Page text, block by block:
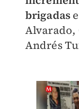
brigadas
Alvarado,
Andrés